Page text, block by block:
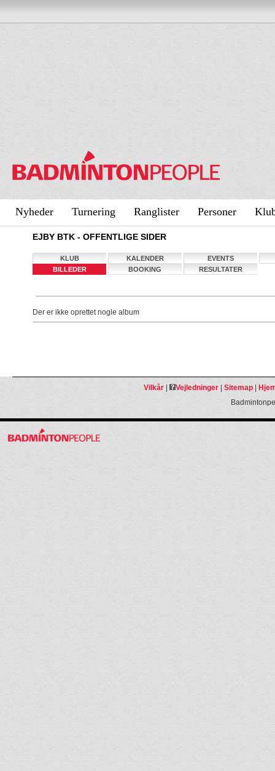
Nyheder Turnering Ranglister Personer
EJBY BTK - OFFENTLIGE SIDER
KLUB KALENDER
EVENTS
BILLEDER
BOOKING RESULTATER
Der er ikke oprettet nogle album
Vilkår| Vejledninger| Sitemap|